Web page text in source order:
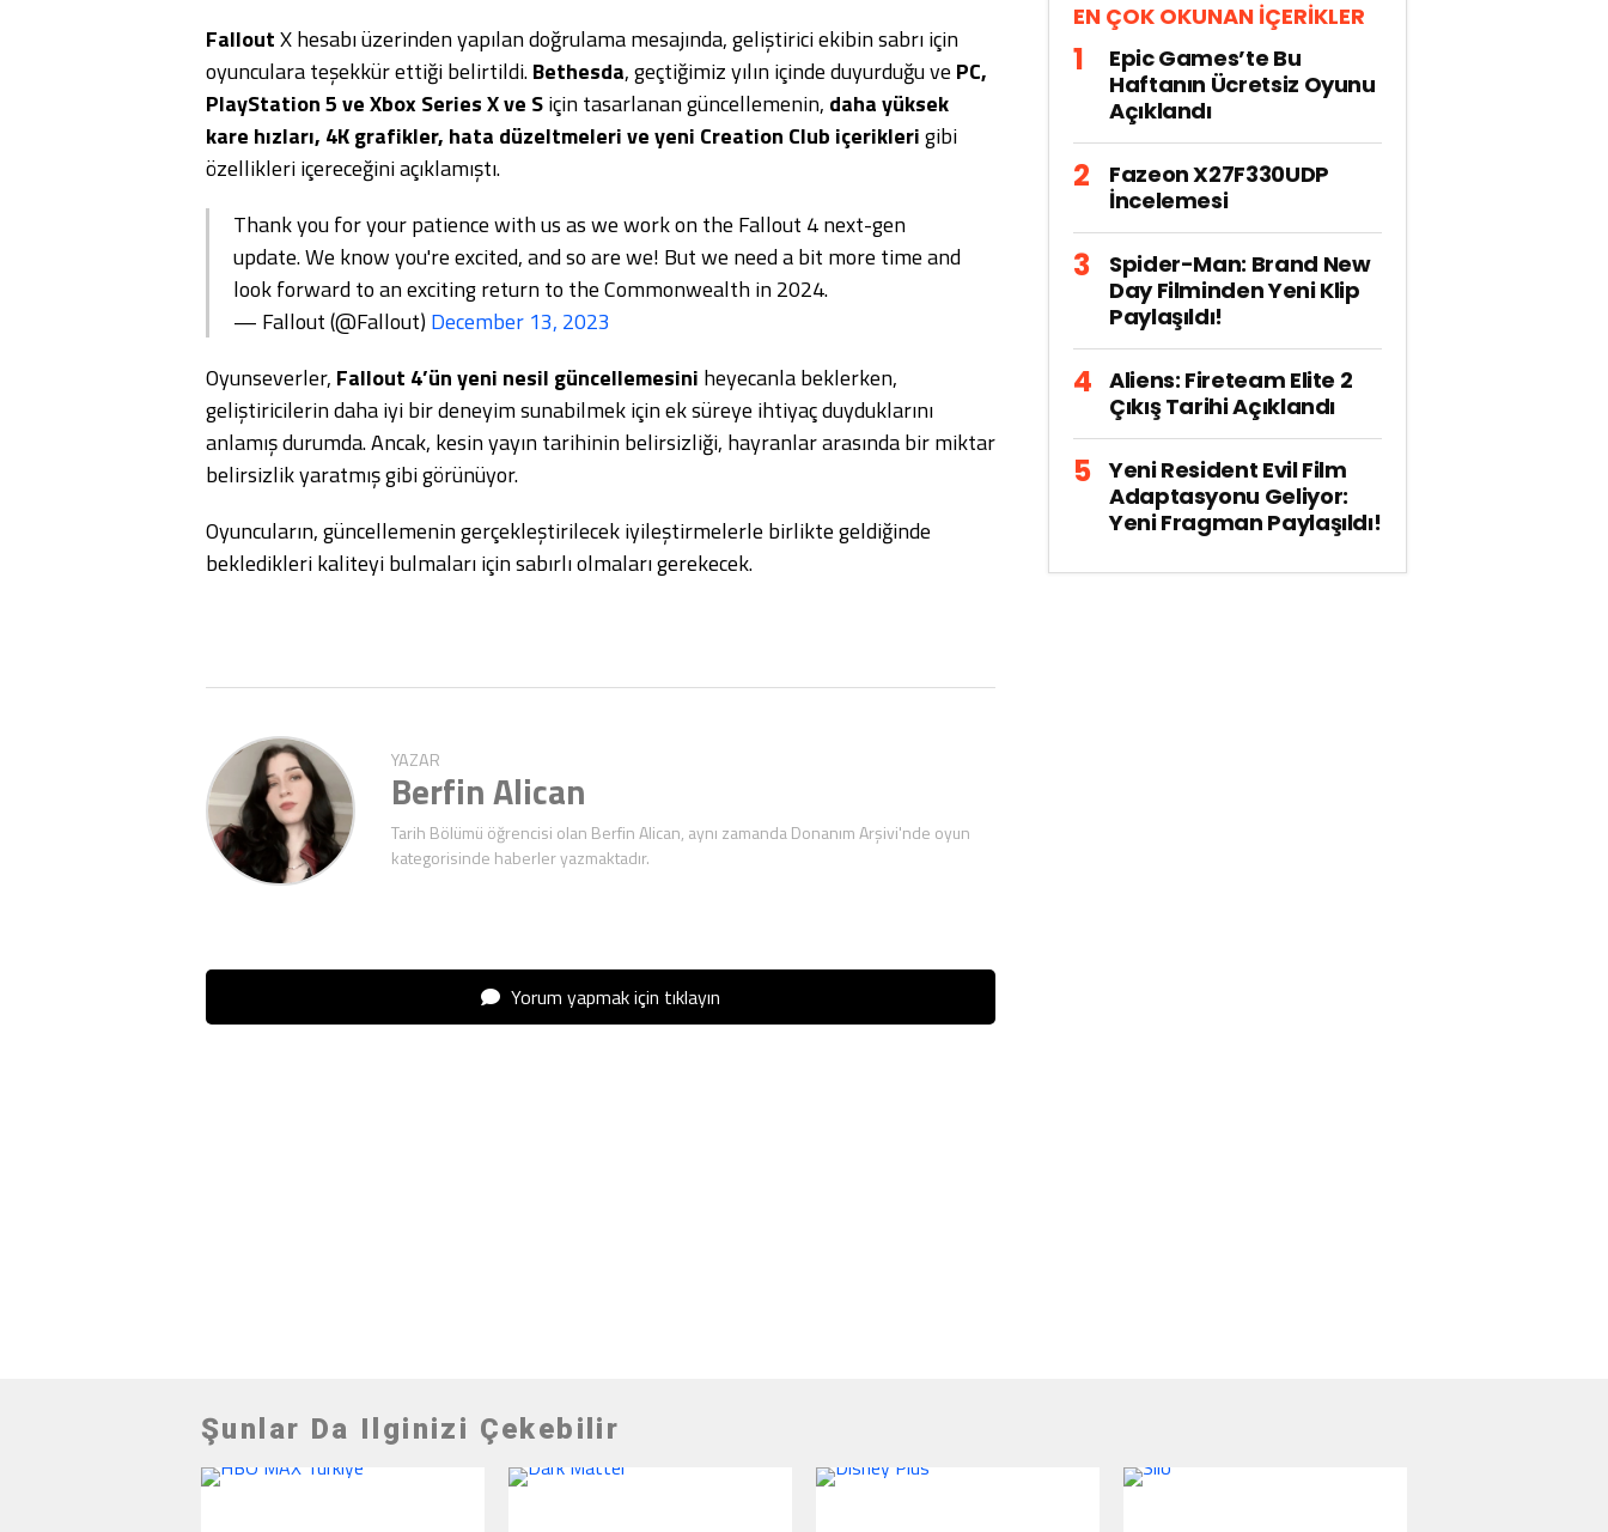
FalloutX hesabı üzerinden yapılan doğrulama mesajında, geliştirici ekibin sabrı için
oyunculara teşekkür ettiği belirtildi.Bethesda, geçtiğimiz yılın içinde duyurduğu ve PC,
PlayStation 5 ve Xbox Series X ve Siçin tasarlanan güncellemenin, daha yüksek
kare hızları, 4K grafikler, hata düzeltmeleri ve yeni Creation Club içeriklerigibi
özellikleri içereceğini açıklamıştı.
Thank you for your patience with us as we work on the Fallout 4 next-gen
update. We know you're excited, and so are we! But we need a bit more time and
look forward to an exciting return to the Commonwealth in 2024.
— Fallout (@Fallout) December 13, 2023
Oyunseverler, Fallout 4’ün yeni nesil güncellemesini heyecanla beklerken,
geliştiricilerin daha iyi bir deneyim sunabilmek için ek süreye ihtiyaç duyduklarını
anlamış durumda. Ancak, kesin yayın tarihinin belirsizliği, hayranlar arasında bir miktar
belirsizlik yaratmış gibi görünüyor.
Oyuncuların, güncellemenin gerçekleştirilecek iyileştirmelerle birlikte geldiğinde
bekledikleri kaliteyi bulmaları için sabırlı olmaları gerekecek.
YAZAR
Berfin Alican
Tarih Bölümü öğrencisi olan Berfin Alican, aynı zamanda Donanım Arşivi'nde oyun
kategorisinde haberler yazmaktadır.
Yorum yapmak için tıklayın
EN ÇOK OKUNAN İÇERİKLER
Epic Games’te Bu
Haftanın Ücretsiz Oyunu
Açıklandı
Fazeon X27F330UDP
İncelemesi
Spider-Man: Brand New
Day Filminden Yeni Klip
Paylaşıldı!
Aliens: Fireteam Elite 2
Çıkış Tarihi Açıklandı
Yeni Resident Evil Film
Adaptasyonu Geliyor:
Yeni Fragman Paylaşıldı!
Şunlar Da Ilginizi Çekebilir